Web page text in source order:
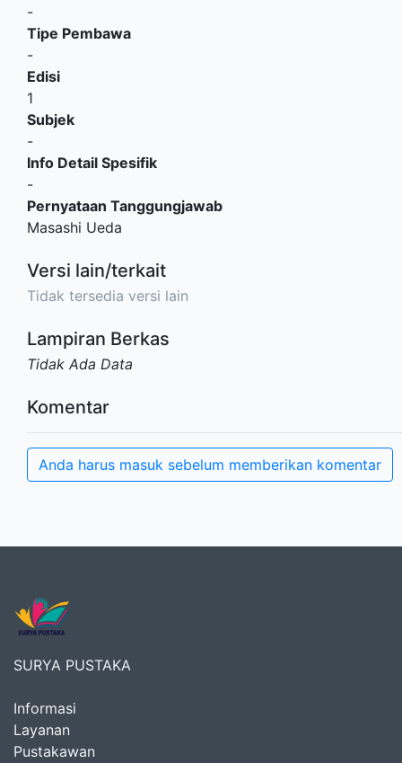
-
Tipe Pembawa
-
Edisi
1
Subjek
-
Info Detail Spesifik
-
Pernyataan Tanggungjawab
Masashi Ueda
Versi lain/terkait
Tidak tersedia versi lain
Lampiran Berkas
Tidak Ada Data
Komentar
Anda harus masuk sebelum memberikan komentar
SURYA PUSTAKA
Informasi
Layanan
Pustakawan